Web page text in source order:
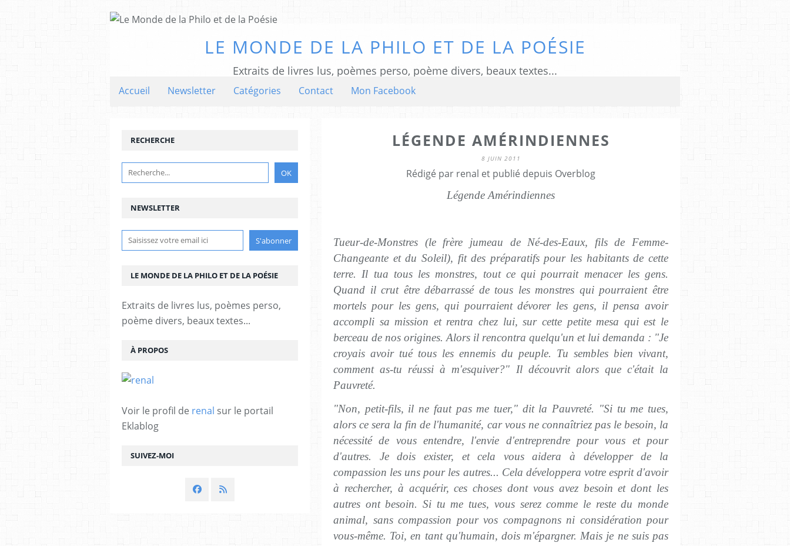
LE MONDE DE LA PHILO ET DE LA POÉSIE
Extraits de livres lus, poèmes perso, poème divers, beaux textes...
Accueil Newsletter Catégories Contact Mon Facebook
LÉGENDE AMÉRINDIENNES
8 JUIN 2011
Rédigé par renal et publié depuis Overblog
Légende Amérindiennes
Tueur-de-Monstres (le frère jumeau de Né-des-Eaux, fils de Femme-
Changeante et du Soleil), fit des préparatifs pour les habitants de cette
terre. Il tua tous les monstres, tout ce qui pourrait menacer les gens.
Quand il crut être débarrassé de tous les monstres qui pourraient être
mortels pour les gens, qui pourraient dévorer les gens, il pensa avoir
accompli sa mission et rentra chez lui, sur cette petite mesa qui est le
berceau de nos origines. Alors il rencontra quelqu'un et lui demanda : "Je
croyais avoir tué tous les ennemis du peuple. Tu sembles bien vivant,
comment as-tu réussi à m'esquiver?" Il découvrit alors que c'était la
Pauvreté.
"Non, petit-fils, il ne faut pas me tuer," dit la Pauvreté. "Si tu me tues,
alors ce sera la fin de l'humanité, car vous ne connaîtriez pas le besoin, la
nécessité de vous entendre, l'envie d'entreprendre pour vous et pour
d'autres. Je dois exister, et cela vous aidera à développer de la
compassion les uns pour les autres... Cela développera votre esprit d'avoir
à rechercher, à acquérir, ces choses dont vous avez besoin et dont les
autres ont besoin. Si tu me tues, vous serez comme le reste du monde
animal, sans compassion pour vos compagnons ni considération pour
vous-même. Toi, en tant qu'humain, dois m'épargner. Mais je ne suis pas
NEWSLETTER
SUIVEZ-MOI
RECHERCHE
LE MONDE DE LA PHILO ET DE LA POÉSIE
Extraits de livres lus, poèmes perso,
poème divers, beaux textes...
À PROPOS
Voir le profil de renal sur le portail
Eklablog